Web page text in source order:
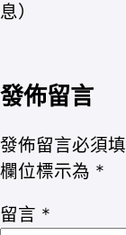
息）
發佈留言
發佈留言必須
欄位標示為 *
留言 *